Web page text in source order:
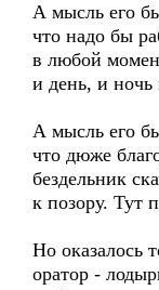
А мысль его
что надо бы
в любой
и день, и
А мысль его
что дюже
бездельник
к позору. Тут
Но оказалось
оратор -